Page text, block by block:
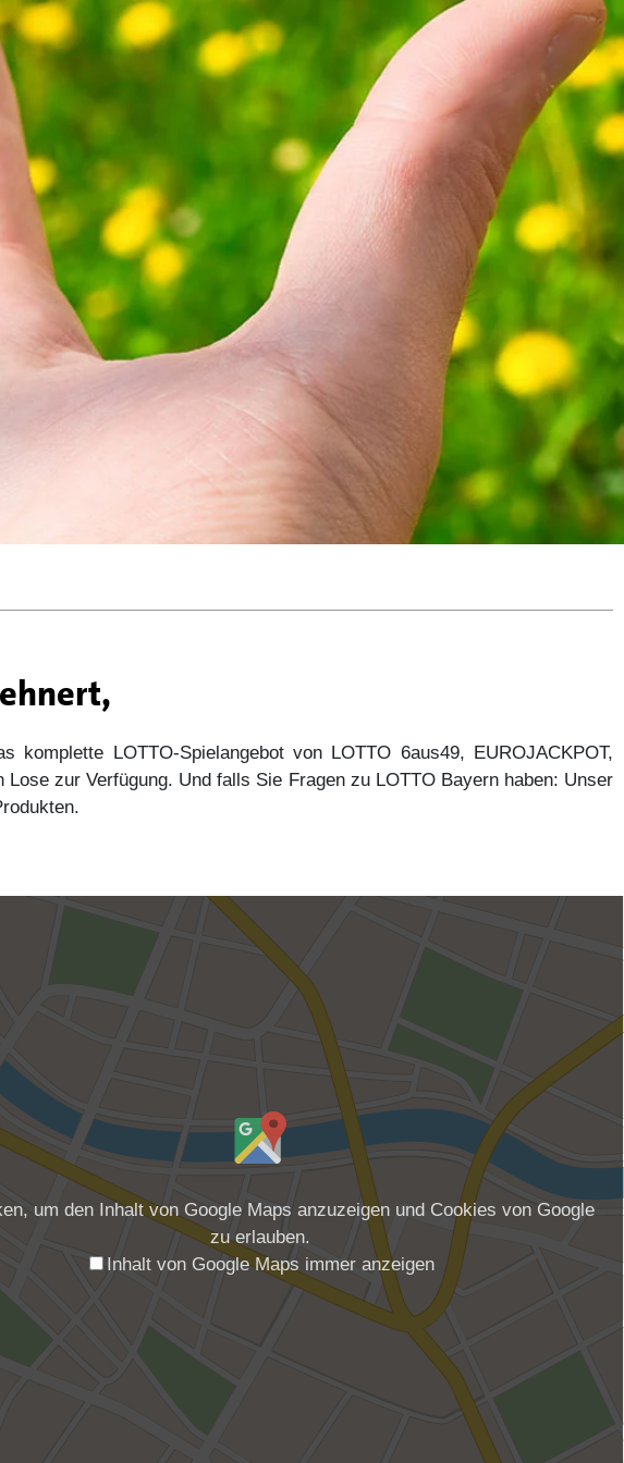
LOTTO-Spielangebot von LOTTO 6aus49, EUROJACKPOT,
zur Verfügung. Und falls Sie Fragen zu LOTTO Bayern haben: Unser
um den Inhalt von Google Maps anzuzeigen und Cookies von Google
zu erlauben.
Inhalt von Google Maps immer anzeigen